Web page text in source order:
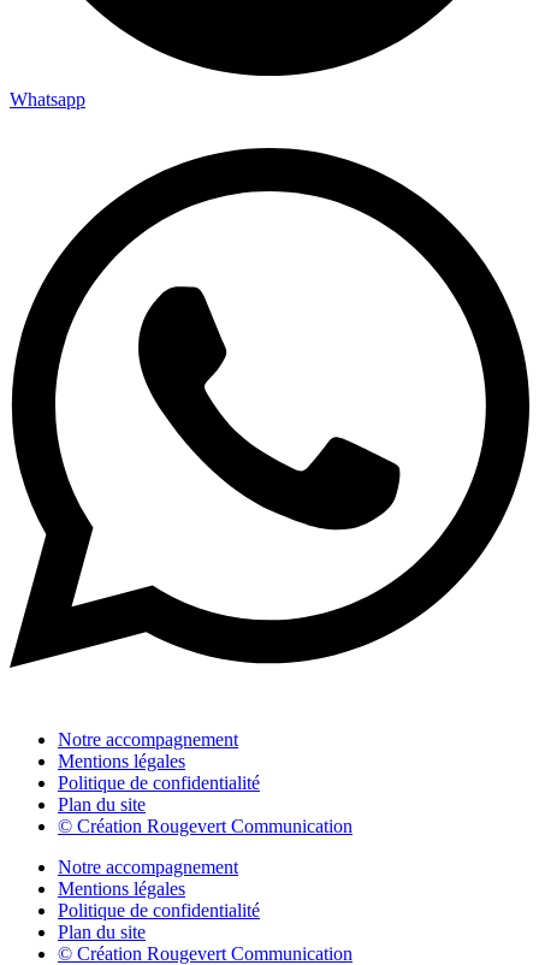
Whatsapp
Notre accompagnement
Mentions légales
Politique de confidentialité
Plan du site
© Création Rougevert Communication
Notre accompagnement
Mentions légales
Politique de confidentialité
Plan du site
© Création Rougevert Communication